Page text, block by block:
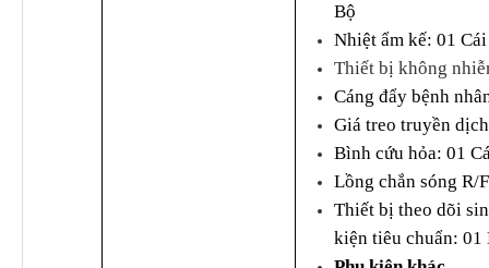
Bộ
Nhiệt ẩm kế: 01 Cái
Thiết bị không
Cáng đẩy bệnh
Giá treo truyền
Bình cứu hỏa: 01
Lồng chắn sóng R/F
Thiết bị theo dõi
kiện tiêu chuẩn: 01